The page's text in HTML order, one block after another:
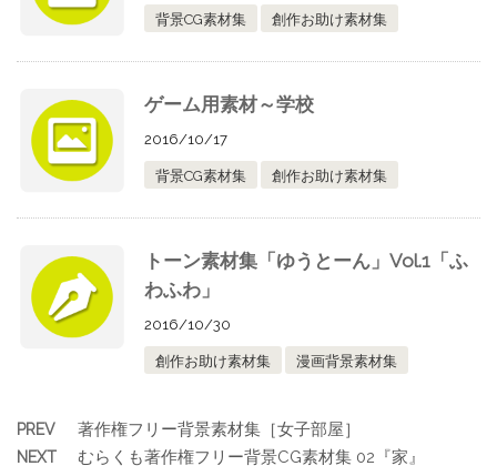
背景CG素材集 創作お助け素材集
ゲーム用素材～学校
2016/10/17
背景CG素材集 創作お助け素材集
トーン素材集「ゆうとーん」Vol.1「ふ
わふわ」
2016/10/30
創作お助け素材集 漫画背景素材集
PREV 著作権フリー背景素材集［女子部屋］
NEXT むらくも著作権フリー背景CG素材集 02『家』